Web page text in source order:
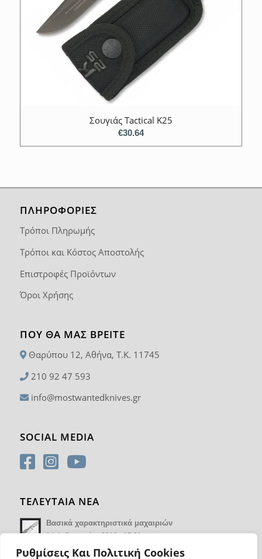
Ρυθμίσεις Και Πολιτική Cookies
Σουγιάς Tactical K25
€30.64
ΠΛΗΡΟΦΟΡΙΕΣ
Τρόποι Πληρωμής
Τρόποι και Κόστος Αποστολής
Επιστροφές Προϊόντων
Όροι Χρήσης
ΠΟΥ ΘΑ ΜΑΣ ΒΡΕΊΤΕ
Θαρύπου 12, Αθήνα, T.K. 11745
210 92 47 593
info@mostwantedknives.gr
SOCIAL MEDIA
ΤΕΛΕΥΤΑΙΑ ΝΕΑ
Βασικά χαρακτηριστικά μαχαιριών
14 Φεβρουαρίου 2018 - 17:21